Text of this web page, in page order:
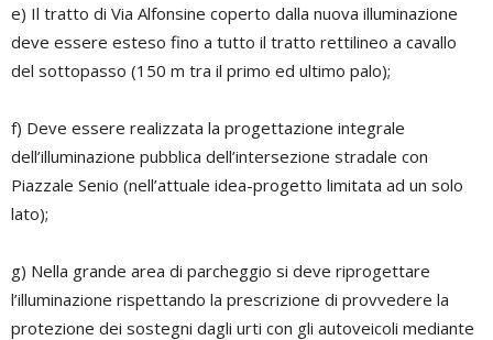
e) Il tratto di Via Alfonsine coperto dalla nuova illuminazione
deve essere esteso fino a tutto il tratto rettilineo a cavallo
del sottopasso (150 m tra il primo ed ultimo palo);
f) Deve essere realizzata la progettazione integrale
dell’illuminazione pubblica dell’intersezione stradale con
Piazzale Senio (nell’attuale idea-progetto limitata ad un solo
lato);
g) Nella grande area di parcheggio si deve riprogettare
l’illuminazione rispettando la prescrizione di provvedere la
protezione dei sostegni dagli urti con gli autoveicoli mediante